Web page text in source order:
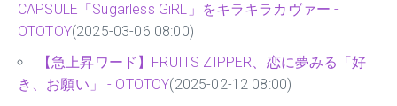
CAPSULE「Sugarless GiRL」をキラキラカヴァー -
OTOTOY(2025-03-06 08:00)
【急上昇ワード】FRUITS ZIPPER、恋に夢みる「好
き、お願い」 - OTOTOY(2025-02-12 08:00)